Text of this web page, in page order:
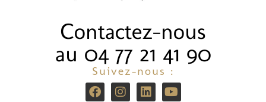
Contactez-nous
au 04 77 21 41 90
Suivez-nous :